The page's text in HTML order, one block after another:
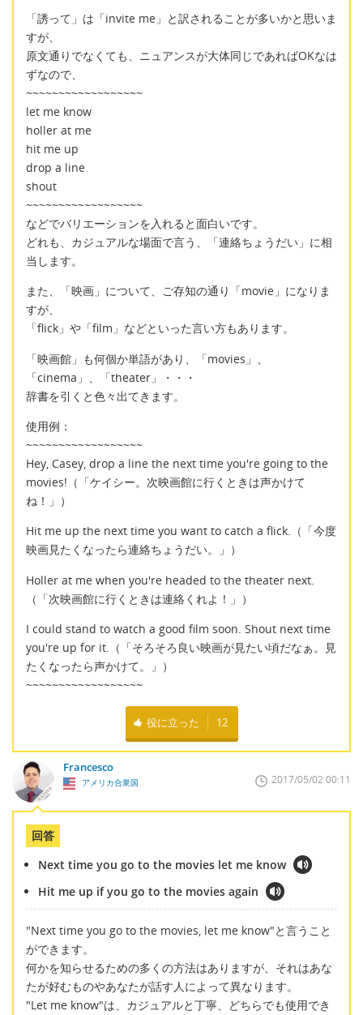
「誘って」は「invite me」と訳されることが多いかと思いま
すが、
原文通りでなくても、ニュアンスが大体同じであればOKなは
ずなので、
~~~~~~~~~~~~~~~~~~
let me know
holler at me
hit me up
drop a line
shout
~~~~~~~~~~~~~~~~~~
などでバリエーションを入れると面白いです。
どれも、カジュアルな場面で言う、「連絡ちょうだい」に相
当します。
また、「映画」について、ご存知の通り「movie」になりま
すが、
「flick」や「film」などといった言い方もあります。
「映画館」も何個か単語があり、「movies」、
「cinema」、「theater」・・・
辞書を引くと色々出てきます。
使用例：
~~~~~~~~~~~~~~~~~~
Hey, Casey, drop a line the next time you're going to the
movies!（「ケイシー。次映画館に行くときは声かけて
ね！」）
Hit me up the next time you want to catch a flick.（「今度
映画見たくなったら連絡ちょうだい。」）
Holler at me when you're headed to the theater next.
（「次映画館に行くときは連絡くれよ！」）
I could stand to watch a good film soon. Shout next time
you're up for it.（「そろそろ良い映画が見たい頃だなぁ。見
たくなったら声かけて。」）
~~~~~~~~~~~~~~~~~~
役に立った 12
Francesco
アメリカ合衆国 2017/05/02 00:11
回答
Next time you go to the movies let me know
Hit me up if you go to the movies again
"Next time you go to the movies, let me know"と言うこと
ができます。
何かを知らせるための多くの方法はありますが、それはあな
たが好むものやあなたが話す人によって異なります。
"Let me know"は、カジュアルと丁寧、どちらでも使用でき